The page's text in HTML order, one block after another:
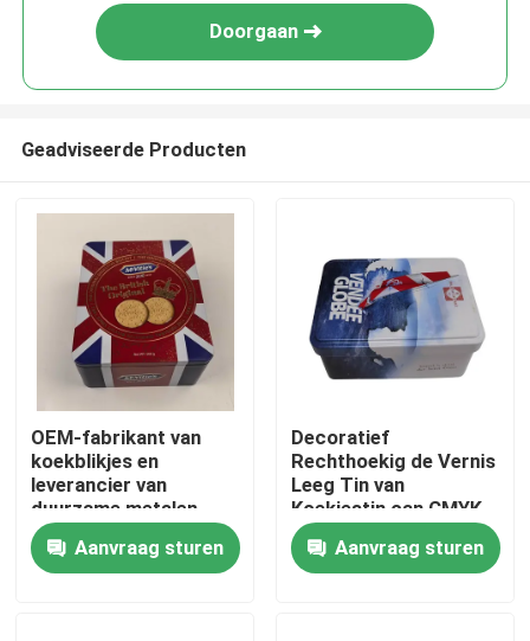
Thuis
Producten
Video's
Doorgaan
Geadviseerde Producten
OEM-fabrikant van
koekblikjes en
leverancier van
duurzame metalen
verpakkingen
Aanvraag sturen
Decoratief
Rechthoekig de Vernis
Leeg Tin van
Koekjestin can CMYK
met Scharnierend
DekselAanvraag sturen